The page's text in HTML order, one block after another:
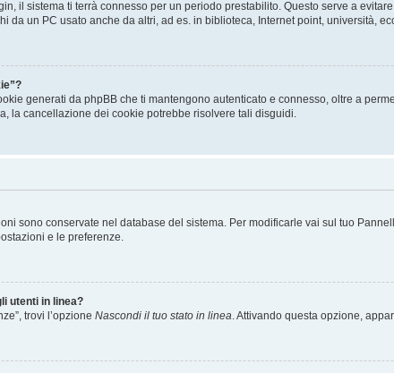
il sistema ti terrà connesso per un periodo prestabilito. Questo serve a
da un PC usato anche da altri, ad es. in biblioteca, Internet point, università,
generati da phpBB che ti mantengono autenticato e connesso, oltre a
la cancellazione dei cookie potrebbe risolvere tali disguidi.
sono conservate nel database del sistema. Per modificarle vai sul tuo
e le preferenze.
utenti in linea?
trovi l’opzione Nascondi il tuo stato in linea. Attivando questa opzione,